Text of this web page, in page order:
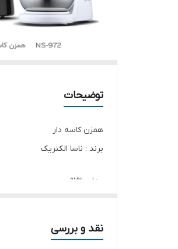
توضیحات
همزن کاسه دار
برند : ناسا الکتریک
مدل : 972
کاسه دار : استیل ضدزنگ - 4 لیتر
نقد و بررسی